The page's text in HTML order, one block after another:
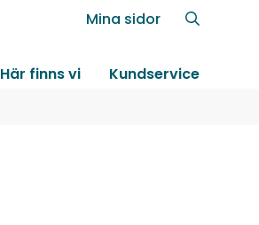
Mina sidor
Här finns vi Kundservice